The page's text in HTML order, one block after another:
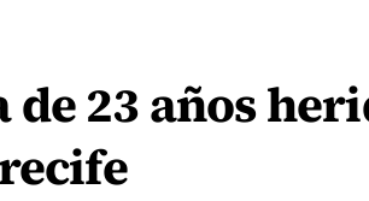
23 años